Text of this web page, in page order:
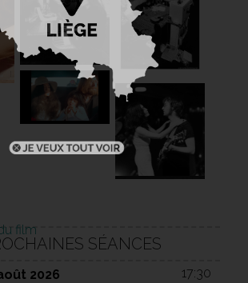
film
SÉANCES
2026
17:30